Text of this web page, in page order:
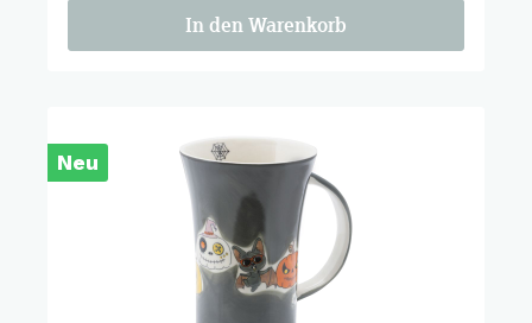
In den Warenkorb
Neu